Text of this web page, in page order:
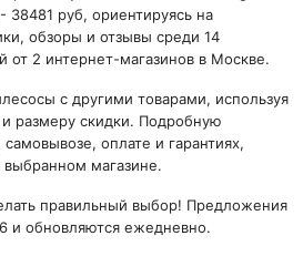
38481 руб, ориентируясь на
обзоры и отзывы среди 14
от 2 интернет-магазинов в Москве.
с другими товарами, используя
размеру скидки. Подробную
оплате и гарантиях,
выбранном магазине.
правильный выбор! Предложения
и обновляются ежедневно.